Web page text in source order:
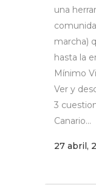
una
marcha)
hasta la
Mínimo
Ver y
3
Canario...
27 abril,